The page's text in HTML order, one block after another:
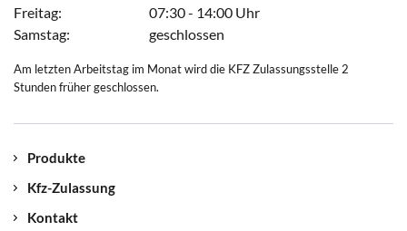
Freitag:
07:30 - 14:00 Uhr
Samstag:
geschlossen
Am letzten Arbeitstag im Monat wird die KFZ Zulassungsstelle 2
Stunden früher geschlossen.
Produkte
Kfz-Zulassung
Kontakt